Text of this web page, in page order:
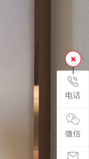
电话
微信